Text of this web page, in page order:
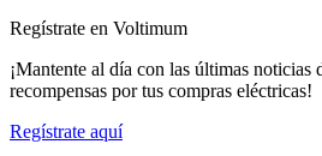
Regístrate en Voltimum
¡Mantente al día con las últimas noticias
recompensas por tus compras eléctricas!
Regístrate aquí